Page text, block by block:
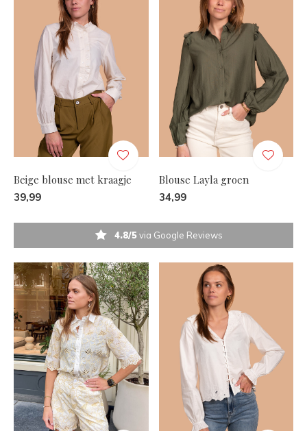
Beige blouse met kraagje
39,99
Blouse Layla groen
34,99
4.8/5via Google Reviews